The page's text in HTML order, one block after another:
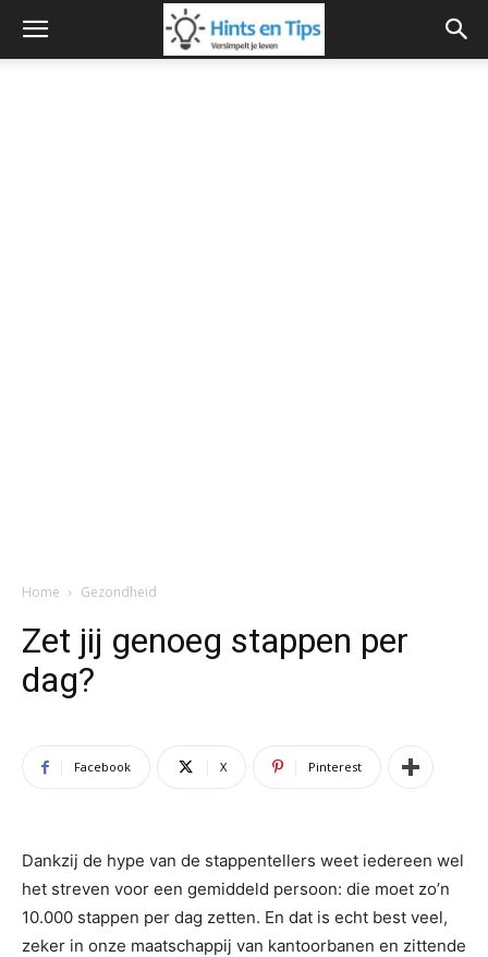
Home Gezondheid
Zet jij genoeg stappen per
dag?
Facebook X Pinterest
Dankzij de hype van de stappentellers weet iedereen wel
het streven voor een gemiddeld persoon: die moet zo’n
10.000 stappen per dag zetten. En dat is echt best veel,
zeker in onze maatschappij van kantoorbanen en zittende